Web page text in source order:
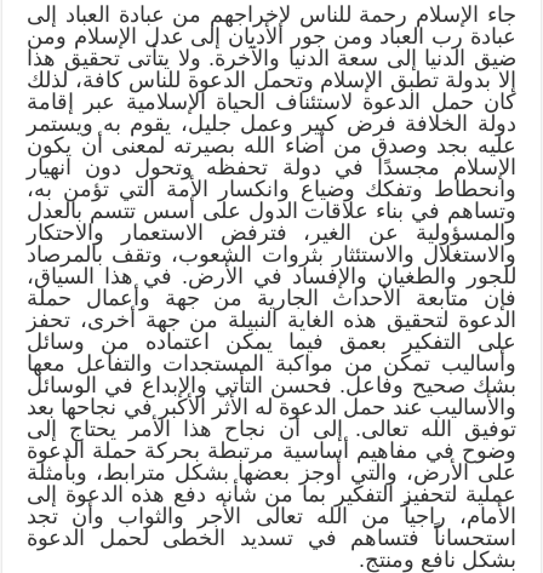
جاء الإسلام رحمة للناس لإخراجهم من عبادة العباد إلى
عبادة رب العباد ومن جور الأديان إلى عدل الإسلام ومن
ضيق الدنيا إلى سعة الدنيا والآخرة. ولا يتأتى تحقيق هذا
إلا بدولة تطبق الإسلام وتحمل الدعوة للناس كافة، لذلك
كان حمل الدعوة لاستئناف الحياة الإسلامية عبر إقامة
دولة الخلافة فرض كبير وعمل جليل، يقوم به ويستمر
عليه بجد وصدق من أضاء الله بصيرته لمعنى أن يكون
الإسلام مجسدًا في دولة تحفظه وتحول دون انهيار
وانحطاط وتفكك وضياع وانكسار الأمة التي تؤمن به،
وتساهم في بناء علاقات الدول على أسس تتسم بالعدل
والمسؤولية عن الغير، فترفض الاستعمار والاحتكار
والاستغلال والاستئثار بثروات الشعوب، وتقف بالمرصاد
للجور والطغيان والإفساد في الأرض. في هذا السياق،
فإن متابعة الأحداث الجارية من جهة وأعمال حملة
الدعوة لتحقيق هذه الغاية النبيلة من جهة أخرى، تحفز
على التفكير بعمق فيما يمكن اعتماده من وسائل
وأساليب تمكن من مواكبة المستجدات والتفاعل معها
بشك صحيح وفاعل. فحسن التأتي والإبداع في الوسائل
والأساليب عند حمل الدعوة له الأثر الأكبر في نجاحها بعد
توفيق الله تعالى. إلى أن نجاح هذا الأمر يحتاج إلى
وضوح في مفاهيم أساسية مرتبطة بحركة حملة الدعوة
على الأرض، والتي أوجز بعضها بشكل مترابط، وبأمثلة
عملية لتحفيز التفكير بما من شأنه دفع هذه الدعوة إلى
الأمام، راجياً من الله تعالى الأجر والثواب وأن تجد
استحساناً فتساهم في تسديد الخطى لحمل الدعوة
بشكل نافع ومنتج.